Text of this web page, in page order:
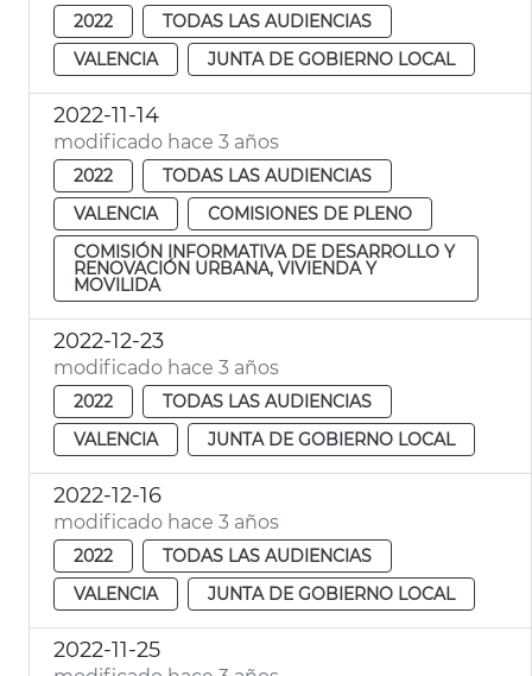
2022
TODAS LAS AUDIENCIAS
VALENCIA
JUNTA DE GOBIERNO LOCAL
2022-11-14
modificado hace 3 años
2022
TODAS LAS AUDIENCIAS
VALENCIA
COMISIONES DE PLENO
COMISIÓN INFORMATIVA DE DESARROLLO Y
RENOVACIÓN URBANA, VIVIENDA Y
MOVILIDA
2022-12-23
modificado hace 3 años
2022
TODAS LAS AUDIENCIAS
VALENCIA
JUNTA DE GOBIERNO LOCAL
2022-12-16
modificado hace 3 años
2022
TODAS LAS AUDIENCIAS
VALENCIA
JUNTA DE GOBIERNO LOCAL
2022-11-25